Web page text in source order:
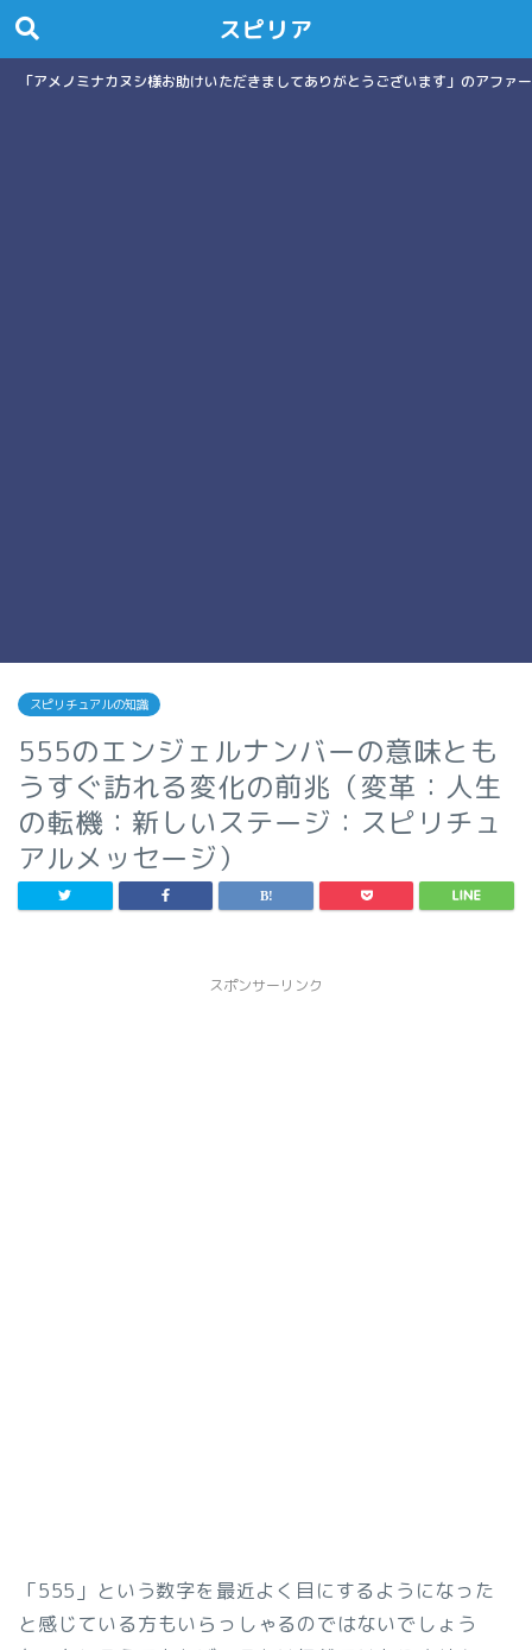
スピリア
「アメノミナカヌシ様お助けいただきましてありがとうございます」のアフ
スピリチュアルの知識
555のエンジェルナンバーの意味とも
うすぐ訪れる変化の前兆（変革：人生
の転機：新しいステージ：スピリチュ
アルメッセージ）
スポンサーリンク
「555」という数字を最近よく目にするようになった
と感じている方もいらっしゃるのではないでしょう